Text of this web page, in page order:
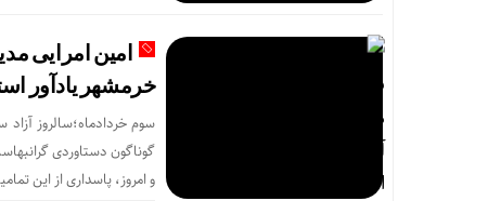
امین امرایی
خرمشهر یادآور
سوم خردادماه؛سالروز
گوناگون دستاوردی
و امروز، پاسداری از این